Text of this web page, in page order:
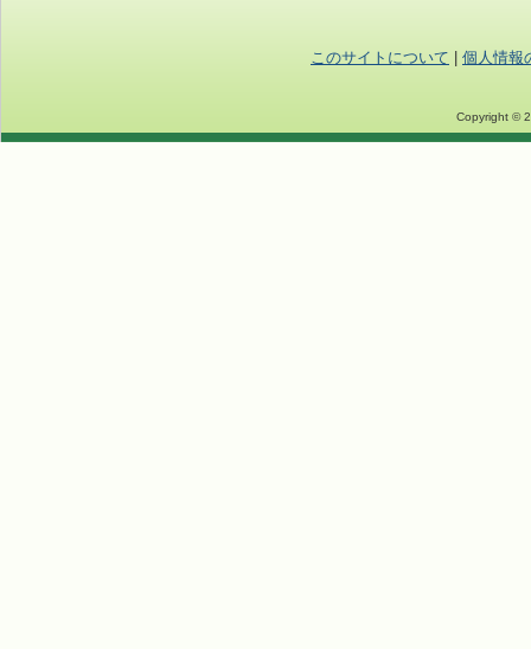
このサイトについて 個人情報
Copyright ©